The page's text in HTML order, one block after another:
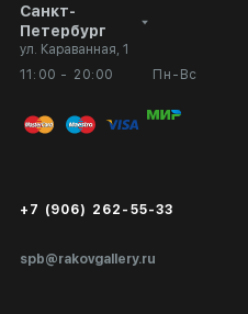
Санкт-
Петербург
ул. Караванная, 1
11:00 - 20:00
Пн-Вс
spb@rakovgallery.ru
+7 (906) 262-55-33
Личный кабинет
Вопросы и ответы
Публичная оферта
Экспертиза/Вывоз за границу
Подарочные сертификаты
Сотрудничество
Выставка в галерее